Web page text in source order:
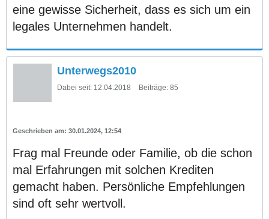
eine gewisse Sicherheit, dass es sich um ein
legales Unternehmen handelt.
Unterwegs2010
Dabei seit: 12.04.2018 Beiträge: 85
30.01.2024, 12:54
Frag mal Freunde oder Familie, ob die schon
mal Erfahrungen mit solchen Krediten
gemacht haben. Persönliche Empfehlungen
sind oft sehr wertvoll.